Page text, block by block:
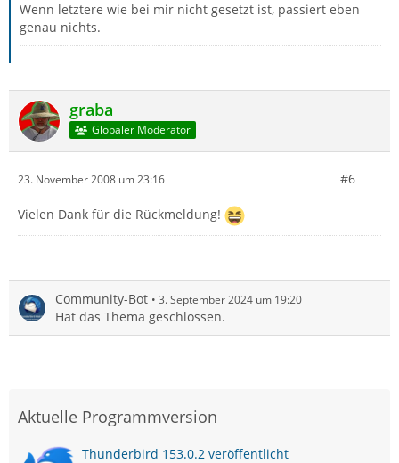
Wenn letztere wie bei mir nicht gesetzt ist, passiert eben
genau nichts.
graba
Globaler Moderator
23. November 2008 um 23:16 #6
Vielen Dank für die Rückmeldung!
Community-Bot 3. September 2024 um 19:20
Hat das Thema geschlossen.
Aktuelle Programmversion
Thunderbird 153.0.2 veröffentlicht